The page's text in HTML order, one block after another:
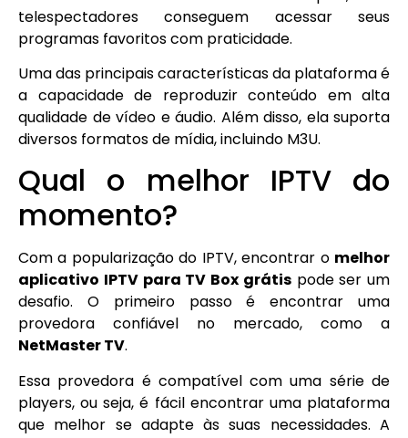
telespectadores conseguem acessar seus
programas favoritos com praticidade.
Uma das principais características da plataforma é
a capacidade de reproduzir conteúdo em alta
qualidade de vídeo e áudio. Além disso, ela suporta
diversos formatos de mídia, incluindo M3U.
Qual o melhor IPTV do
momento?
Com a popularização do IPTV, encontrar o melhor
aplicativo IPTV para TV Box grátispode ser um
desafio. O primeiro passo é encontrar uma
provedora confiável no mercado, como a
NetMaster TV.
Essa provedora é compatível com uma série de
players, ou seja, é fácil encontrar uma plataforma
que melhor se adapte às suas necessidades. A